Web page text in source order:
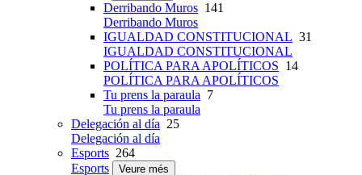
Derribando Muros 141
Derribando Muros
IGUALDAD CONSTITUCIONAL 31
IGUALDAD CONSTITUCIONAL
POLÍTICA PARA APOLÍTICOS 14
POLÍTICA PARA APOLÍTICOS
Tu prens la paraula 7
Tu prens la paraula
Delegación al día 25
Delegación al día
Esports 264
Esports
Veure més